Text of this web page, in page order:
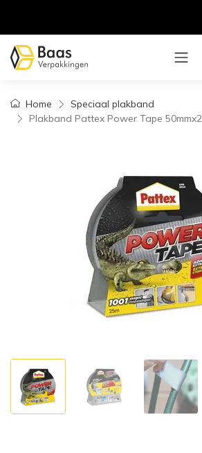
Home
Speciaal plakband
Plakband Pattex Power Tape